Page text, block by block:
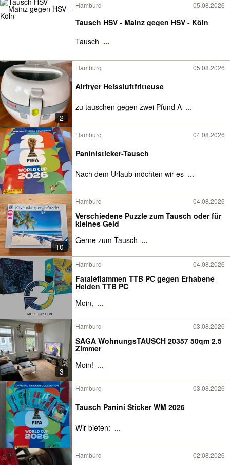
Hamburg 05.08.2026
Tausch HSV - Mainz gegen HSV - Köln
Tausch ...
2
Hamburg 05.08.2026
Airfryer Heissluftfritteuse
zu tauschen gegen zwei Pfund A ...
Hamburg 04.08.2026
Paninisticker-Tausch
Nach dem Urlaub möchten wir es ...
10
Hamburg 04.08.2026
Verschiedene Puzzle zum Tausch oder für
kleines Geld
Gerne zum Tausch ...
Hamburg 04.08.2026
Fataleflammen TTB PC gegen Erhabene
Helden TTB PC
Moin, ...
3
Hamburg 03.08.2026
SAGA WohnungsTAUSCH 20357 50qm 2.5
Zimmer
Moin! ...
Hamburg 03.08.2026
Tausch Panini Sticker WM 2026
Wir bieten: ...
Hamburg 02.08.2026